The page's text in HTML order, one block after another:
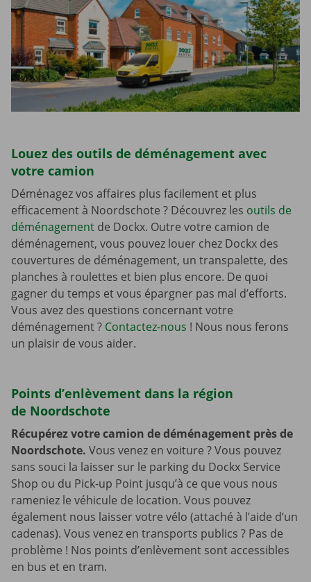
Louez des outils de déménagement avec
votre camion
Déménagez vos affaires plus facilement et plus
efficacement à Noordschote ? Découvrez les outils de
déménagement de Dockx. Outre votre camion de
déménagement, vous pouvez louer chez Dockx des
couvertures de déménagement, un transpalette, des
planches à roulettes et bien plus encore. De quoi
gagner du temps et vous épargner pas mal d’efforts.
Vous avez des questions concernant votre
déménagement ? Contactez-nous ! Nous nous ferons
un plaisir de vous aider.
Points d’enlèvement dans la région
de Noordschote
Récupérez votre camion de déménagement près de
Noordschote. Vous venez en voiture ? Vous pouvez
sans souci la laisser sur le parking du Dockx Service
Shop ou du Pick-up Point jusqu’à ce que vous nous
rameniez le véhicule de location. Vous pouvez
également nous laisser votre vélo (attaché à l’aide d’un
cadenas). Vous venez en transports publics ? Pas de
problème ! Nos points d’enlèvement sont accessibles
en bus et en tram.